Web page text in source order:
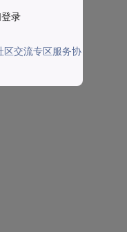
录
区交流专区服务协